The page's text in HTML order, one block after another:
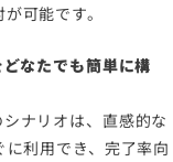
可能です。
なたでも簡単に構
ナリオは、直感的な
利用でき、完了率向